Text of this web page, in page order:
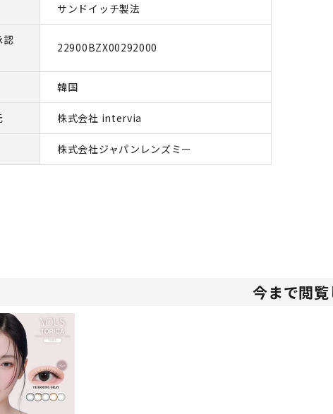
サンドイッチ製法
認
22900BZX00292000
韓国
株式会社 intervia
株式会社ジャパンレンズミー
今まで閲